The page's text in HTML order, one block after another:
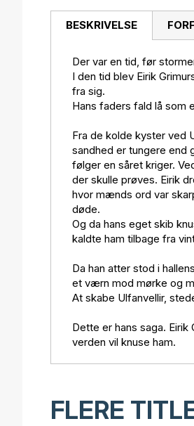
BESKRIVELSE
Der var en tid, før
I den tid blev Eirik
fra sig.
Hans faders fald lå som
Fra de kolde kyster ved
sandhed er tungere end
følger en såret kriger.
der skulle prøves. Eirik
hvor mænds ord var
døde.
Og da hans eget skib
kaldte ham tilbage fra
Da han atter stod i
et værn mod mørke og
At skabe Ulfanvellir,
Dette er hans saga.
verden vil knuse ham.
FLERE